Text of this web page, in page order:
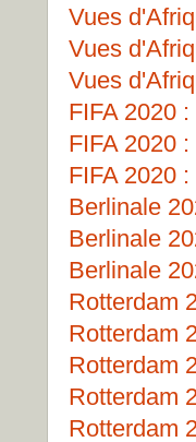
Vues
Vues
Vues
FIFA 2020
FIFA 2020
FIFA 2020
Berlinale
Berlinale
Berlinale
Rotterdam
Rotterdam
Rotterdam
Rotterdam
Rotterdam